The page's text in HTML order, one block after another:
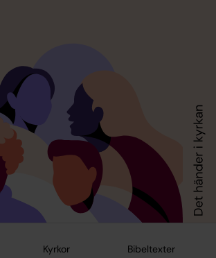
Kyrkor Bibeltexter